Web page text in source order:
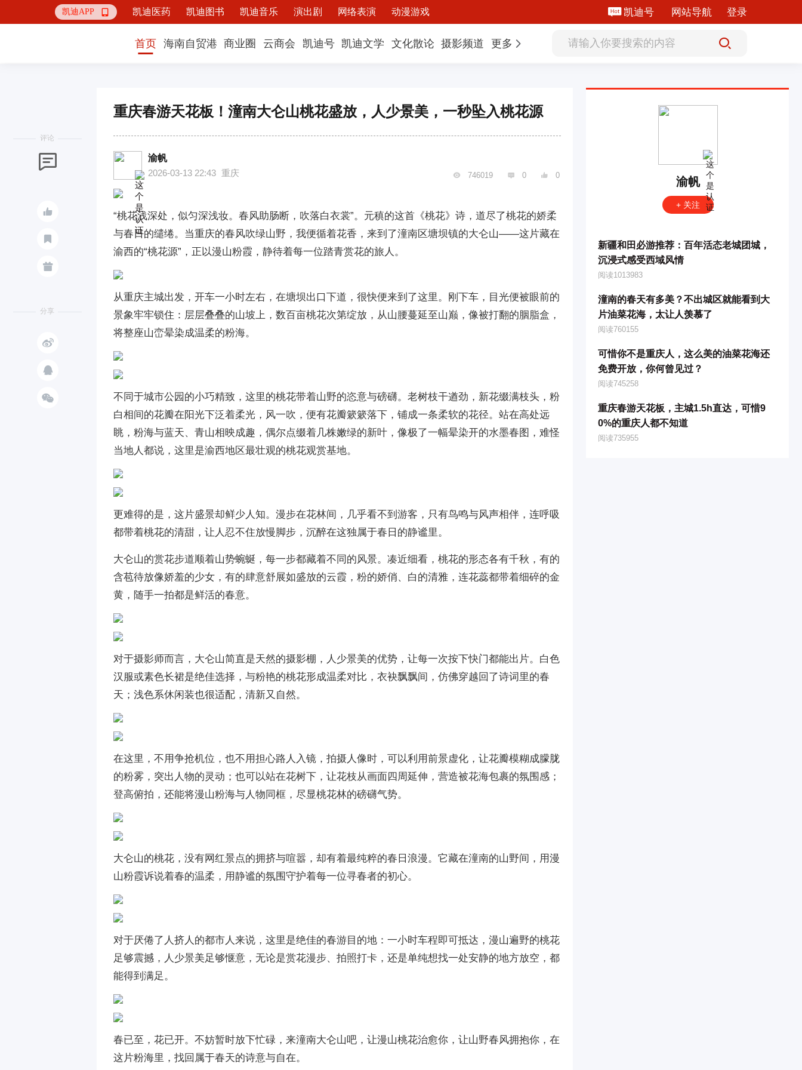
凯迪APP  凯迪医药 凯迪图书 凯迪音乐 演出剧 网络表演 动漫游戏 凯迪号 网站导航 登录
首页 海南自贸港 商业圈 云商会 凯迪号 凯迪文学 文化散论 摄影频道 更多
评论



分享



重庆春游天花板！潼南大仑山桃花盛放，人少景美，一秒坠入桃花源
渝帆
2026-03-13 22:43 重庆  746019  0  0
“桃花浅深处，似匀深浅妆。春风助肠断，吹落白衣裳”。元稹的这首《桃花》诗，道尽了桃花的娇柔
与春日的缱绻。当重庆的春风吹绿山野，我便循着花香，来到了潼南区塘坝镇的大仑山——这片藏在
渝西的“桃花源”，正以漫山粉霞，静待着每一位踏青赏花的旅人。
从重庆主城出发，开车一小时左右，在塘坝出口下道，很快便来到了这里。刚下车，目光便被眼前的
景象牢牢锁住：层层叠叠的山坡上，数百亩桃花次第绽放，从山腰蔓延至山巅，像被打翻的胭脂盒，
将整座山峦晕染成温柔的粉海。
不同于城市公园的小巧精致，这里的桃花带着山野的恣意与磅礴。老树枝干遒劲，新花缀满枝头，粉
白相间的花瓣在阳光下泛着柔光，风一吹，便有花瓣簌簌落下，铺成一条柔软的花径。站在高处远
眺，粉海与蓝天、青山相映成趣，偶尔点缀着几株嫩绿的新叶，像极了一幅晕染开的水墨春图，难怪
当地人都说，这里是渝西地区最壮观的桃花观赏基地。
更难得的是，这片盛景却鲜少人知。漫步在花林间，几乎看不到游客，只有鸟鸣与风声相伴，连呼吸
都带着桃花的清甜，让人忍不住放慢脚步，沉醉在这独属于春日的静谧里。
大仑山的赏花步道顺着山势蜿蜒，每一步都藏着不同的风景。凑近细看，桃花的形态各有千秋，有的
含苞待放像娇羞的少女，有的肆意舒展如盛放的云霞，粉的娇俏、白的清雅，连花蕊都带着细碎的金
黄，随手一拍都是鲜活的春意。
对于摄影师而言，大仑山简直是天然的摄影棚，人少景美的优势，让每一次按下快门都能出片。白色
汉服或素色长裙是绝佳选择，与粉艳的桃花形成温柔对比，衣袂飘飘间，仿佛穿越回了诗词里的春
天；浅色系休闲装也很适配，清新又自然。
在这里，不用争抢机位，也不用担心路人入镜，拍摄人像时，可以利用前景虚化，让花瓣模糊成朦胧
的粉雾，突出人物的灵动；也可以站在花树下，让花枝从画面四周延伸，营造被花海包裹的氛围感；
登高俯拍，还能将漫山粉海与人物同框，尽显桃花林的磅礴气势。
大仑山的桃花，没有网红景点的拥挤与喧嚣，却有着最纯粹的春日浪漫。它藏在潼南的山野间，用漫
山粉霞诉说着春的温柔，用静谧的氛围守护着每一位寻春者的初心。
对于厌倦了人挤人的都市人来说，这里是绝佳的春游目的地：一小时车程即可抵达，漫山遍野的桃花
足够震撼，人少景美足够惬意，无论是赏花漫步、拍照打卡，还是单纯想找一处安静的地方放空，都
能得到满足。
春已至，花已开。不妨暂时放下忙碌，来潼南大仑山吧，让漫山桃花治愈你，让山野春风拥抱你，在
这片粉海里，找回属于春天的诗意与自在。
渝帆
+ 关注
新疆和田必游推荐：百年活态老城团城，
沉浸式感受西域风情
阅读1013983
潼南的春天有多美？不出城区就能看到大
片油菜花海，太让人羡慕了
阅读760155
可惜你不是重庆人，这么美的油菜花海还
免费开放，你何曾见过？
阅读745258
重庆春游天花板，主城1.5h直达，可惜9
0%的重庆人都不知道
阅读735955